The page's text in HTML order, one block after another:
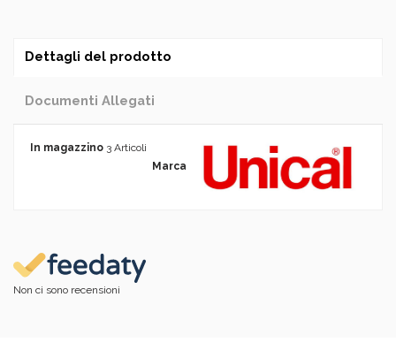
Dettagli del prodotto
Documenti Allegati
Marca
In magazzino 3 Articoli
Non ci sono recensioni